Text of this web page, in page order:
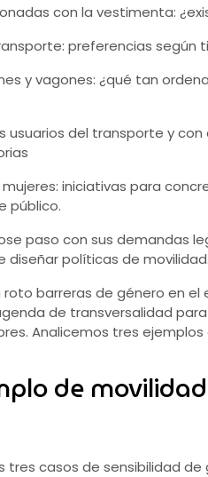
con la vestimenta:
preferencias según
y vagones: ¿qué tan
usuarios del transporte y
iniciativas para
público.
paso con sus demandas
políticas de movilidad.
barreras de género en el
de transversalidad
Analicemos tres ejemplos
de
tres casos de sensibilidad